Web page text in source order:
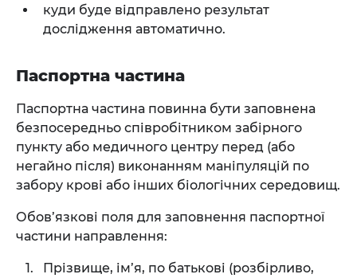
куди буде відправлено результат
дослідження автоматично.
Паспортна частина
Паспортна частина повинна бути заповнена
безпосередньо співробітником забірного
пункту або медичного центру перед (або
негайно після) виконанням маніпуляцій по
забору крові або інших біологічних середовищ.
Обов’язкові поля для заповнення паспортної
частини направлення:
Прізвище, ім’я, по батькові (розбірливо,